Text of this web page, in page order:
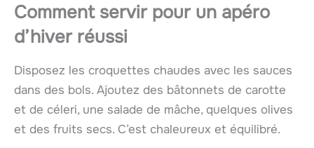
Comment servir pour un apéro
d’hiver réussi
Disposez les croquettes chaudes avec les sauces
dans des bols. Ajoutez des bâtonnets de carotte
et de céleri, une salade de mâche, quelques olives
et des fruits secs. C’est chaleureux et équilibré.